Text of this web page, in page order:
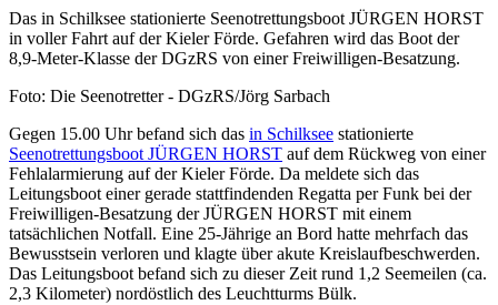
Das in Schilksee stationierte Seenotrettungsboot JÜRGEN HORST
in voller Fahrt auf der Kieler Förde. Gefahren wird das Boot der
8,9-Meter-Klasse der DGzRS von einer Freiwilligen-Besatzung.
Foto: Die Seenotretter - DGzRS/Jörg Sarbach
Gegen 15.00 Uhr befand sich das in Schilksee stationierte
Seenotrettungsboot JÜRGEN HORST auf dem Rückweg von einer
Fehlalarmierung auf der Kieler Förde. Da meldete sich das
Leitungsboot einer gerade stattfindenden Regatta per Funk bei der
Freiwilligen-Besatzung der JÜRGEN HORST mit einem
tatsächlichen Notfall. Eine 25-Jährige an Bord hatte mehrfach das
Bewusstsein verloren und klagte über akute Kreislaufbeschwerden.
Das Leitungsboot befand sich zu dieser Zeit rund 1,2 Seemeilen (ca.
2,3 Kilometer) nordöstlich des Leuchtturms Bülk.